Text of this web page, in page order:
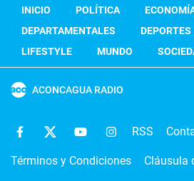
INICIO POLÍTICA
DEPARTAMENTALES
DEPORTES
LIFESTYLE
MUNDO
ACONCAGUA RADIO
RSS
Términos y Condiciones Cláusula